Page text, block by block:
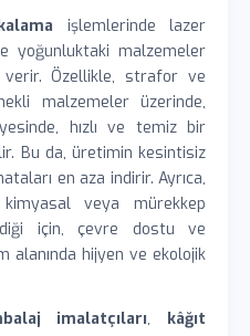
işlemlerinde lazer
yoğunluktaki malzemeler
verir. Özellikle, strafor ve
malzemeler üzerinde,
hızlı ve temiz bir
Bu da, üretimin kesintisiz
en aza indirir. Ayrıca,
veya mürekkep
için, çevre dostu ve
alanında hijyen ve ekolojik
imalatçıları, kâğıt